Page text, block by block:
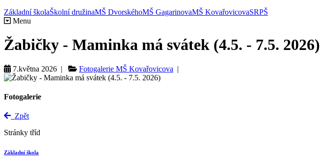
Základní školaŠkolní družinaMŠ DvorskéhoMŠ GagarinovaMŠ KovařovicovaSRPŠ
Menu
Žabičky - Maminka má svátek (4.5. - 7.5. 2026)
7.května 2026 | Fotogalerie MŠ Kovařovicova |
Fotogalerie
Zpět
Stránky tříd
Základní škola